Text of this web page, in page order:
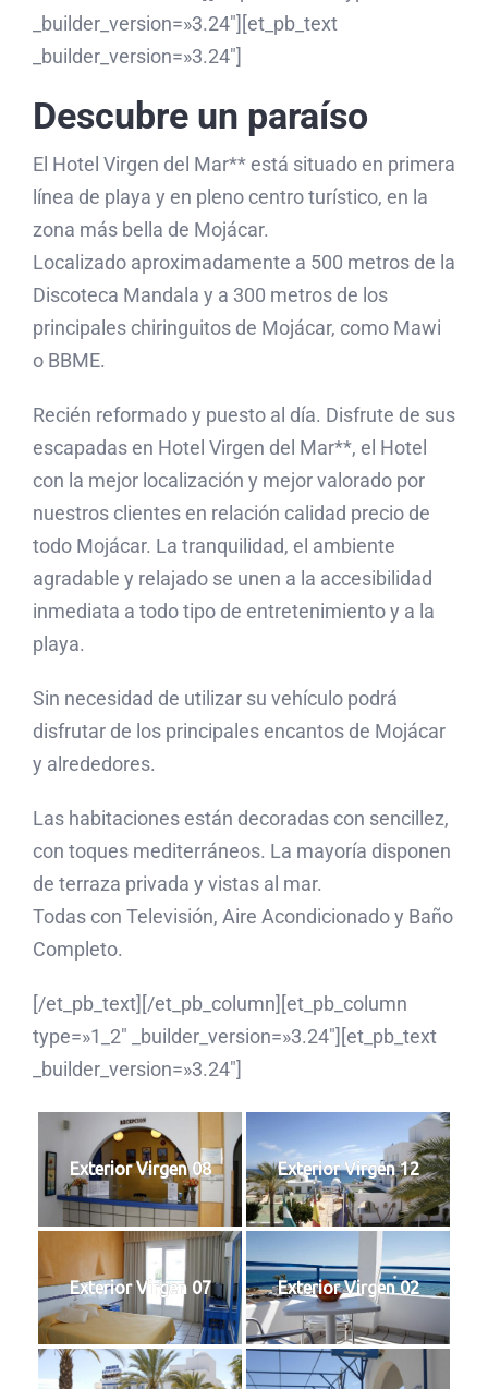
_builder_version=»3.24″][et_pb_text
_builder_version=»3.24″]
Descubre un paraíso
El Hotel Virgen del Mar** está situado en primera
línea de playa y en pleno centro turístico, en la
zona más bella de Mojácar.
Localizado aproximadamente a 500 metros de la
Discoteca Mandala y a 300 metros de los
principales chiringuitos de Mojácar, como Mawi
o BBME.
Recién reformado y puesto al día. Disfrute de sus
escapadas en Hotel Virgen del Mar**, el Hotel
con la mejor localización y mejor valorado por
nuestros clientes en relación calidad precio de
todo Mojácar. La tranquilidad, el ambiente
agradable y relajado se unen a la accesibilidad
inmediata a todo tipo de entretenimiento y a la
playa.
Sin necesidad de utilizar su vehículo podrá
disfrutar de los principales encantos de Mojácar
y alrededores.
Las habitaciones están decoradas con sencillez,
con toques mediterráneos. La mayoría disponen
de terraza privada y vistas al mar.
Todas con Televisión, Aire Acondicionado y Baño
Completo.
[/et_pb_text][/et_pb_column][et_pb_column
type=»1_2″ _builder_version=»3.24″][et_pb_text
_builder_version=»3.24″]
Exterior Virgen 08 Exterior Virgen 12
Exterior Virgen 07 Exterior Virgen 02